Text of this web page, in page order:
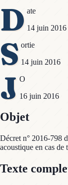
D ate
14 juin 2016
S ortie
14 juin 2016
J O
16 juin 2016
Objet
Décret n° 2016-798
acoustique en cas
Texte